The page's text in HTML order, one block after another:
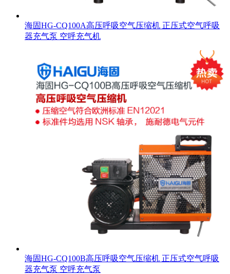
海固HG-CQ100A高压呼吸空气压缩机 正压式空气呼吸
器充气泵 空呼充气机
海固HG-CQ100B高压呼吸空气压缩机 正压式空气呼吸
器充气泵 空呼充气泵